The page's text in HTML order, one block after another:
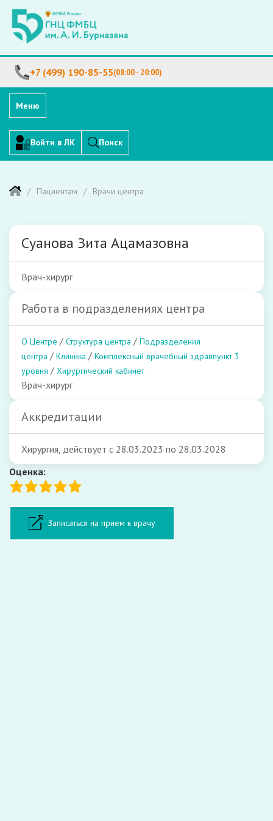
+7 (499) 190-85-55(08:00 - 20:00)
Меню
Войти в ЛК Поиск
Пациентам Врачи центра
Суанова Зита Ацамазовна
Врач-хирург
Работа в подразделениях центра
О Центре / Структура центра / Подразделения
центра / Клиника / Комплексный врачебный здравпункт 3
уровня / Хирургический кабинет
Врач-хирург
Аккредитации
Хирургия, действует с 28.03.2023 по 28.03.2028
Оценка:
Записаться на прием к врачу
Форма записи на прием